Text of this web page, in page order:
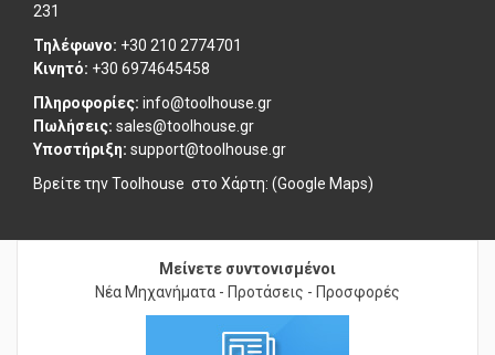
231
Τηλέφωνο: +30 210 2774701
Κινητό: +30 6974645458
Πληροφορίες: info@toolhouse.gr
Πωλήσεις: sales@toolhouse.gr
Υποστήριξη: support@toolhouse.gr
Βρείτε την Toolhouse στο Χάρτη: (Google Maps)
Μείνετε συντονισμένοι
Νέα Μηχανήματα - Προτάσεις - Προσφορές